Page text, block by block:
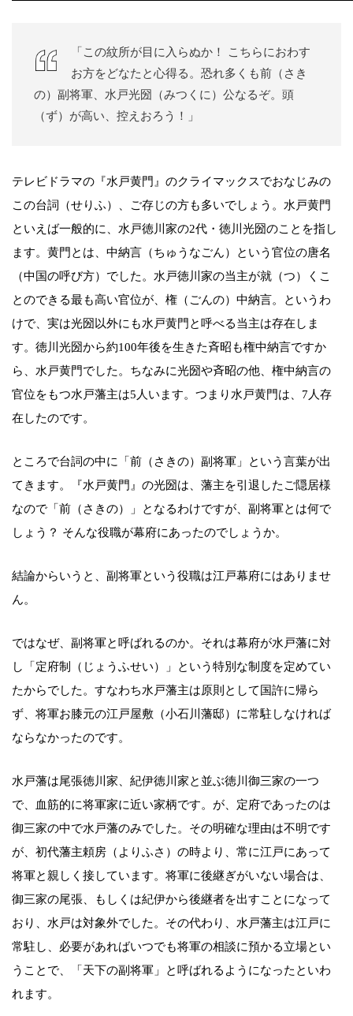
「この紋所が目に入らぬか！ こちらにおわす
お方をどなたと心得る。恐れ多くも前（さき
の）副将軍、水戸光圀（みつくに）公なるぞ。頭
（ず）が高い、控えおろう！」
テレビドラマの『水戸黄門』のクライマックスでおなじみの
この台詞（せりふ）、ご存じの方も多いでしょう。水戸黄門
といえば一般的に、水戸徳川家の2代・徳川光圀のことを指し
ます。黄門とは、中納言（ちゅうなごん）という官位の唐名
（中国の呼び方）でした。水戸徳川家の当主が就（つ）くこ
とのできる最も高い官位が、権（ごんの）中納言。というわ
けで、実は光圀以外にも水戸黄門と呼べる当主は存在しま
す。徳川光圀から約100年後を生きた斉昭も権中納言ですか
ら、水戸黄門でした。ちなみに光圀や斉昭の他、権中納言の
官位をもつ水戸藩主は5人います。つまり水戸黄門は、7人存
在したのです。
ところで台詞の中に「前（さきの）副将軍」という言葉が出
てきます。『水戸黄門』の光圀は、藩主を引退したご隠居様
なので「前（さきの）」となるわけですが、副将軍とは何で
しょう？ そんな役職が幕府にあったのでしょうか。
結論からいうと、副将軍という役職は江戸幕府にはありませ
ん。
ではなぜ、副将軍と呼ばれるのか。それは幕府が水戸藩に対
し「定府制（じょうふせい）」という特別な制度を定めてい
たからでした。すなわち水戸藩主は原則として国許に帰ら
ず、将軍お膝元の江戸屋敷（小石川藩邸）に常駐しなければ
ならなかったのです。
水戸藩は尾張徳川家、紀伊徳川家と並ぶ徳川御三家の一つ
で、血筋的に将軍家に近い家柄です。が、定府であったのは
御三家の中で水戸藩のみでした。その明確な理由は不明です
が、初代藩主頼房（よりふさ）の時より、常に江戸にあって
将軍と親しく接しています。将軍に後継ぎがいない場合は、
御三家の尾張、もしくは紀伊から後継者を出すことになって
おり、水戸は対象外でした。その代わり、水戸藩主は江戸に
常駐し、必要があればいつでも将軍の相談に預かる立場とい
うことで、「天下の副将軍」と呼ばれるようになったといわ
れます。